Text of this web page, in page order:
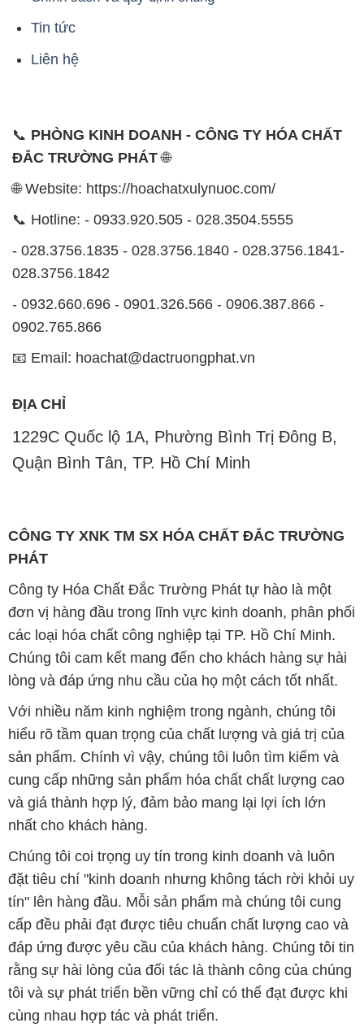
Tin tức
Liên hệ
📞 PHÒNG KINH DOANH - CÔNG TY HÓA CHẤT
ĐẮC TRƯỜNG PHÁT🌐
🌐 Website: https://hoachatxulynuoc.com/
📞 Hotline: - 0933.920.505 - 028.3504.5555
- 028.3756.1835 - 028.3756.1840 - 028.3756.1841-
028.3756.1842
- 0932.660.696 - 0901.326.566 - 0906.387.866 -
0902.765.866
📧 Email: hoachat@dactruongphat.vn
ĐỊA CHỈ
1229C Quốc lộ 1A, Phường Bình Trị Đông B,
Quận Bình Tân, TP. Hồ Chí Minh
CÔNG TY XNK TM SX HÓA CHẤT ĐẮC TRƯỜNG
PHÁT
Công ty Hóa Chất Đắc Trường Phát tự hào là một
đơn vị hàng đầu trong lĩnh vực kinh doanh, phân phối
các loại hóa chất công nghiệp tại TP. Hồ Chí Minh.
Chúng tôi cam kết mang đến cho khách hàng sự hài
lòng và đáp ứng nhu cầu của họ một cách tốt nhất.
Với nhiều năm kinh nghiệm trong ngành, chúng tôi
hiểu rõ tầm quan trọng của chất lượng và giá trị của
sản phẩm. Chính vì vậy, chúng tôi luôn tìm kiếm và
cung cấp những sản phẩm hóa chất chất lượng cao
và giá thành hợp lý, đảm bảo mang lại lợi ích lớn
nhất cho khách hàng.
Chúng tôi coi trọng uy tín trong kinh doanh và luôn
đặt tiêu chí "kinh doanh nhưng không tách rời khỏi uy
tín" lên hàng đầu. Mỗi sản phẩm mà chúng tôi cung
cấp đều phải đạt được tiêu chuẩn chất lượng cao và
đáp ứng được yêu cầu của khách hàng. Chúng tôi tin
rằng sự hài lòng của đối tác là thành công của chúng
tôi và sự phát triển bền vững chỉ có thể đạt được khi
cùng nhau hợp tác và phát triển.